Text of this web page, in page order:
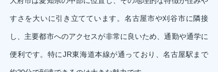
すさを大いに引き立てています。名古屋市や刈谷市に隣接
し、主要都市へのアクセスが非常に良いため、通勤や通学に
便利です。特にJR東海道本線が通っており、名古屋駅まで